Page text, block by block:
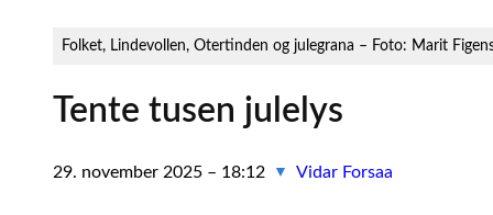
Folket, Lindevollen, Otertinden og julegrana – Foto: Marit
Tente tusen julelys
29. november 2025 – 18:12 ▼ Vidar Forsaa